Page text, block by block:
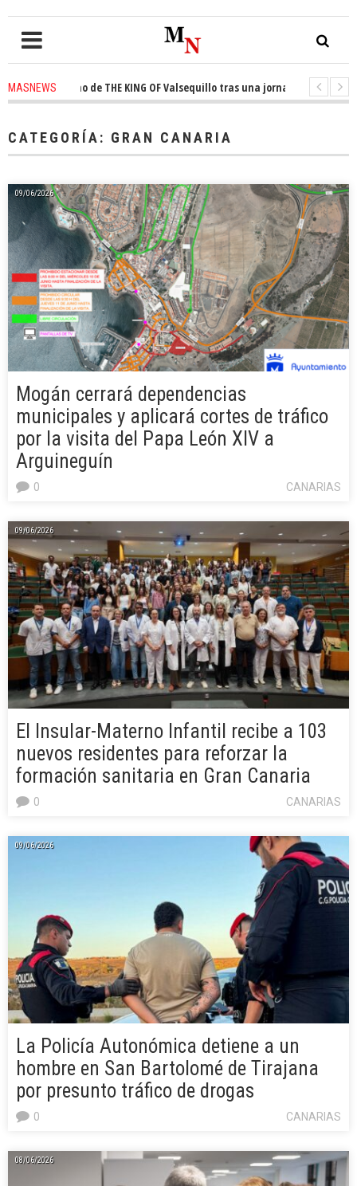
MASNEWS
de THE KING OF Valsequillo tras una jornada de baloncesto urbano
CATEGORÍA: GRAN CANARIA
09/06/2026
Mogán cerrará dependencias
municipales y aplicará cortes de tráfico
por la visita del Papa León XIV a
Arguineguín
CANARIAS
0
09/06/2026
El Insular-Materno Infantil recibe a 103
nuevos residentes para reforzar la
formación sanitaria en Gran Canaria
CANARIAS
0
09/06/2026
La Policía Autonómica detiene a un
hombre en San Bartolomé de Tirajana
por presunto tráfico de drogas
CANARIAS
0
08/06/2026